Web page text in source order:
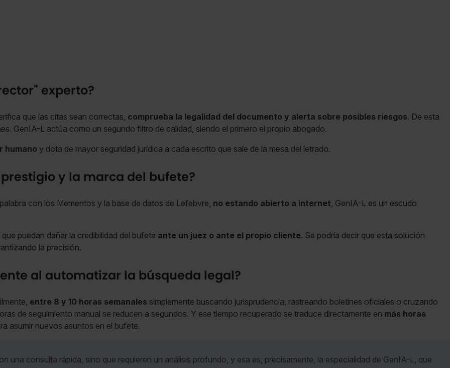
experto?
que las citas sean correctas, comprueba la legalidad del documento y alerta sobre posibles riesgos. De esta
GenIA-L actúa como un segundo filtro de calidad, siendo el primero el propio abogado.
humano y dota de mayor seguridad jurídica a cada escrito que sale de la mesa del letrado.
y la marca del bufete?
con los Mementos y la base de datos de Lefebvre, no estando abierto a internet , GenIA-L es un escudo
puedan dañar la credibilidad del bufete ante un juez o ante el propio cliente. Se podría decir que esta solución
la precisión.
al automatizar la búsqueda legal?
entre 8 y 10 horas semanales simplemente buscando jurisprudencia, rastreando boletines oficiales o cruzando
de seguimiento manual se reducen a segundos. Y ese tiempo recuperado se traduce directamente en más horas
asumir nuevos asuntos en el bufete.
una consulta rápida, sino que requieren un análisis profundo, y esa es, precisamente, la especialidad de GenIA-L, que